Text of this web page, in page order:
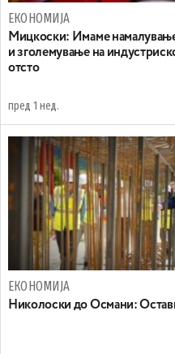
ЕКОНОМИЈА
Mицкоски: Имаме
и зголемување на
отсто
пред 1 нед.
ЕКОНОМИЈА
Николоски до Османи: